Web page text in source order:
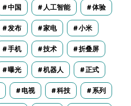
中国 人工智能 体验
发布 家电 小米
手机 技术 折叠屏
曝光 机器人 正式
电视 科技 系列